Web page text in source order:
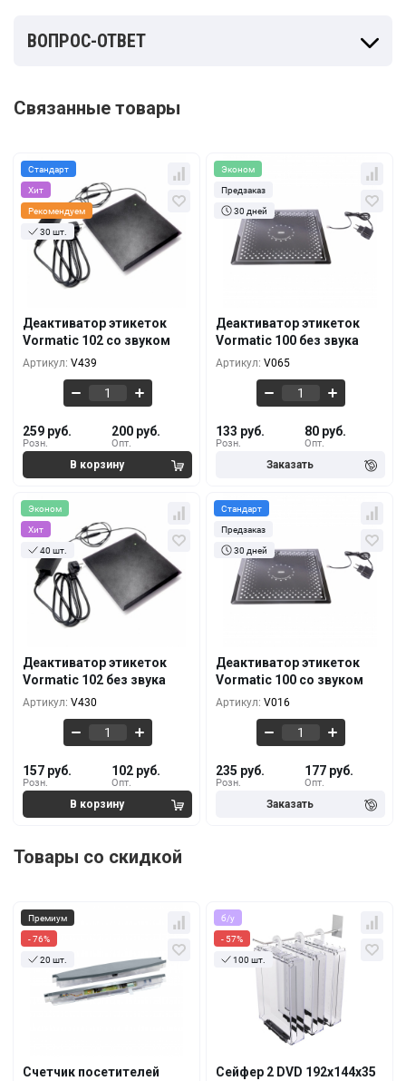
ВОПРОС-ОТВЕТ
Связанные товары
Стандарт
Хит
Рекомендуем
30 шт.
Деактиватор этикеток
Vormatic 102 со звуком
Артикул: V439
Розн.
259 руб.
Опт.
200 руб.
Кол-во За 1 шт.
5+ 240 руб.
Эконом
Предзаказ
30 дней
Деактиватор этикеток
Vormatic 100 без звука
Артикул: V065
Розн.
133 руб.
Опт.
80 руб.
Кол-во
5+ 118 руб.
Эконом
Хит
40 шт.
Деактиватор этикеток
Vormatic 102 без звука
Артикул: V430
Розн.
157 руб.
Опт.
102 руб.
Кол-во За 1 шт.
5+ 142 руб.
Стандарт
Предзаказ
30 дней
Деактиватор этикеток
Vormatic 100 со звуком
Артикул: V016
Розн.
235 руб.
Опт.
177 руб.
Кол-во
5+ 217 руб.
Товары со скидкой
Премиум
- 76%
20 шт.
Счетчик посетителей
Кол-во За 1 шт.
5+
17 руб.
б/у
- 57%
100 шт.
Сейфер 2 DVD 192х144х35
За 1 шт.
8.50 руб.
3.65 руб.
100+
3.28 руб.